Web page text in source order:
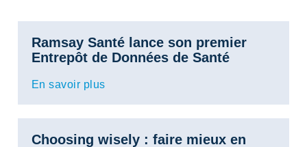
Ramsay Santé lance son premier
Entrepôt de Données de Santé
En savoir plus
Choosing wisely : faire mieux en